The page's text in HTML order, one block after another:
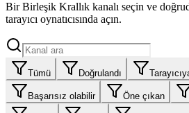
Bir Birleşik Krallık kanalı seçin ve
tarayıcı oynatıcısında açın.
Tümü Doğrulandı
Başarısız olabilir Öne çıkan